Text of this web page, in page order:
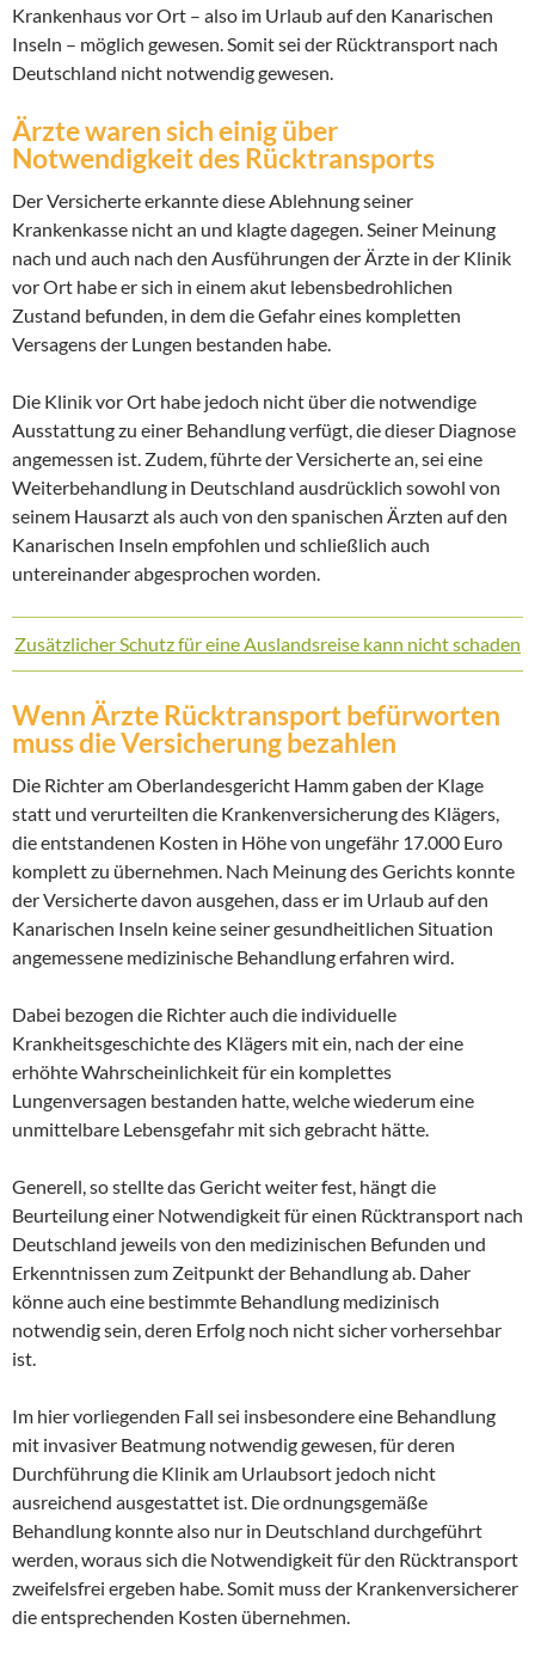
Krankenhaus vor Ort – also im Urlaub auf den Kanarischen
Inseln – möglich gewesen. Somit sei der Rücktransport nach
Deutschland nicht notwendig gewesen.
Ärzte waren sich einig über
Notwendigkeit des Rücktransports
Der Versicherte erkannte diese Ablehnung seiner
Krankenkasse nicht an und klagte dagegen. Seiner Meinung
nach und auch nach den Ausführungen der Ärzte in der Klinik
vor Ort habe er sich in einem akut lebensbedrohlichen
Zustand befunden, in dem die Gefahr eines kompletten
Versagens der Lungen bestanden habe.
Die Klinik vor Ort habe jedoch nicht über die notwendige
Ausstattung zu einer Behandlung verfügt, die dieser Diagnose
angemessen ist. Zudem, führte der Versicherte an, sei eine
Weiterbehandlung in Deutschland ausdrücklich sowohl von
seinem Hausarzt als auch von den spanischen Ärzten auf den
Kanarischen Inseln empfohlen und schließlich auch
untereinander abgesprochen worden.
Zusätzlicher Schutz für eine Auslandsreise kann nicht schaden
Wenn Ärzte Rücktransport befürworten
muss die Versicherung bezahlen
Die Richter am Oberlandesgericht Hamm gaben der Klage
statt und verurteilten die Krankenversicherung des Klägers,
die entstandenen Kosten in Höhe von ungefähr 17.000 Euro
komplett zu übernehmen. Nach Meinung des Gerichts konnte
der Versicherte davon ausgehen, dass er im Urlaub auf den
Kanarischen Inseln keine seiner gesundheitlichen Situation
angemessene medizinische Behandlung erfahren wird.
Dabei bezogen die Richter auch die individuelle
Krankheitsgeschichte des Klägers mit ein, nach der eine
erhöhte Wahrscheinlichkeit für ein komplettes
Lungenversagen bestanden hatte, welche wiederum eine
unmittelbare Lebensgefahr mit sich gebracht hätte.
Generell, so stellte das Gericht weiter fest, hängt die
Beurteilung einer Notwendigkeit für einen Rücktransport nach
Deutschland jeweils von den medizinischen Befunden und
Erkenntnissen zum Zeitpunkt der Behandlung ab. Daher
könne auch eine bestimmte Behandlung medizinisch
notwendig sein, deren Erfolg noch nicht sicher vorhersehbar
ist.
Im hier vorliegenden Fall sei insbesondere eine Behandlung
mit invasiver Beatmung notwendig gewesen, für deren
Durchführung die Klinik am Urlaubsort jedoch nicht
ausreichend ausgestattet ist. Die ordnungsgemäße
Behandlung konnte also nur in Deutschland durchgeführt
werden, woraus sich die Notwendigkeit für den Rücktransport
zweifelsfrei ergeben habe. Somit muss der Krankenversicherer
die entsprechenden Kosten übernehmen.